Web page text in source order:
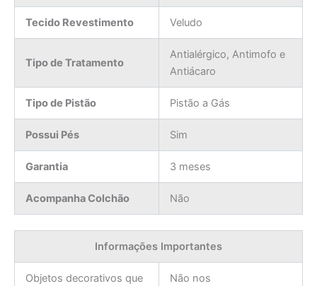
Tecido Revestimento Veludo
Tipo de Tratamento
Antialérgico, Antimofo e
Antiácaro
Tipo de Pistão Pistão a Gás
Possui Pés Sim
Garantia 3 meses
Acompanha Colchão Não
Informações Importantes
Objetos decorativos que
Não nos